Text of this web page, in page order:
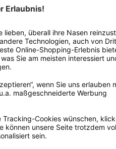
Adult
Flüssig
Abwehrkräfte, Haut & Fell
Getreidefrei